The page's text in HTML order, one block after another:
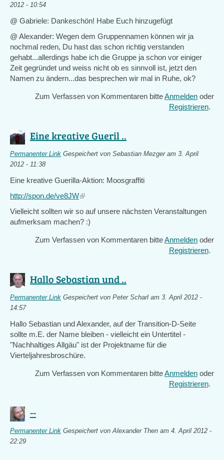
2012 - 10:54
@ Gabriele: Dankeschön! Habe Euch hinzugefügt
@ Alexander: Wegen dem Gruppennamen können wir ja
nochmal reden, Du hast das schon richtig verstanden
gehabt...allerdings habe ich die Gruppe ja schon vor einiger
Zeit gegründet und weiss nicht ob es sinnvoll ist, jetzt den
Namen zu ändern...das besprechen wir mal in Ruhe, ok?
Zum Verfassen von Kommentaren bitteAnmelden oder
Registrieren.
Eine kreative Gueril ..
Permanenter Link Gespeichert von Sebastian Mezgeram 3. April
2012 - 11:38
Eine kreative Guerilla-Aktion: Moosgraffiti
http://spon.de/ve8JW(link
external)
Vielleicht sollten wir so auf unsere nächsten Veranstaltungen
aufmerksam machen? :)
Zum Verfassen von Kommentaren bitteAnmelden oder
Registrieren.
Hallo Sebastian und ..
Permanenter Link Gespeichert von Peter Scharl am 3. April 2012 -
14:57
Hallo Sebastian und Alexander, auf der Transition-D-Seite
sollte m.E. der Name bleiben - vielleicht ein Untertitel -
"Nachhaltiges Allgäu" ist der Projektname für die
Vierteljahresbroschüre.
Zum Verfassen von Kommentaren bitteAnmelden oder
Registrieren.
--
Permanenter Link Gespeichert vonAlexander Then am 4. April 2012 -
22:29